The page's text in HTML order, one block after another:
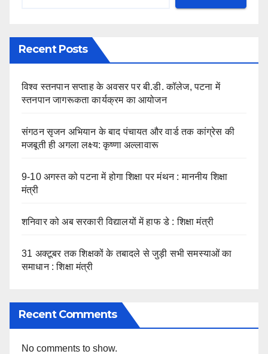
Recent Posts
विश्व स्तनपान सप्ताह के अवसर पर बी.डी. कॉलेज, पटना में
स्तनपान जागरूकता कार्यक्रम का आयोजन
संगठन सृजन अभियान के बाद पंचायत और वार्ड तक कांग्रेस की
मजबूती ही अगला लक्ष्य: कृष्णा अल्लावारू
9-10 अगस्त को पटना में होगा शिक्षा पर मंथन : माननीय शिक्षा
मंत्री
शनिवार को अब सरकारी विद्यालयों में हाफ डे : शिक्षा मंत्री
31 अक्टूबर तक शिक्षकों के तबादले से जुड़ी सभी समस्याओं का
समाधान : शिक्षा मंत्री
Recent Comments
No comments to show.